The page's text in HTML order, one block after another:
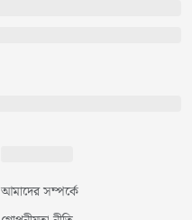
আমাদের সম্পর্কে